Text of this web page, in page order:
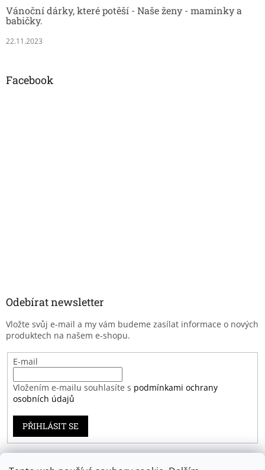
Vánoční dárky, které potěší - Naše ženy - maminky a
babičky.
22.11.2023
Facebook
Odebírat newsletter
Vložte svůj e-mail a my vám budeme zasílat informace o nových
produktech na našem e-shopu.
E-mail
Vložením e-mailu souhlasíte s podmínkami ochrany
osobních údajů
PŘIHLÁSIT SE